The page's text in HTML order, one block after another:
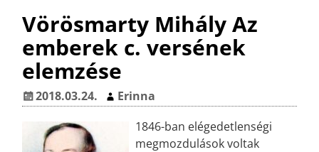
e
b
o
o
k
e
r
e
st
e
dI
n
a
m
g
Vörösmarty Mihály Az
emberek c. versének
elemzése
2018.03.24.
Erinna
1846-ban elégedetlenségi
megmozdulások voltak